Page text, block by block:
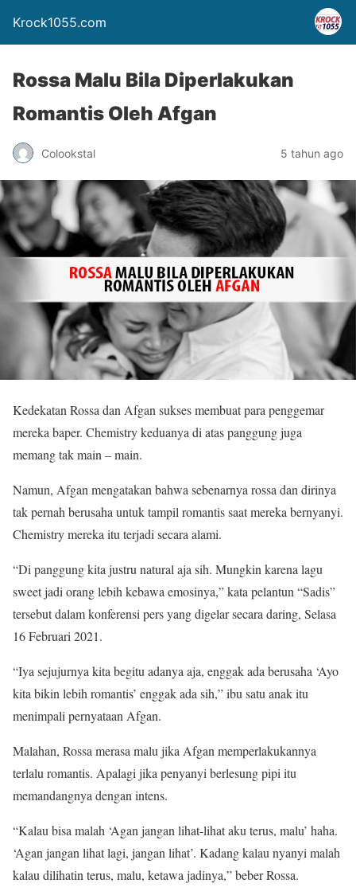
Krock1055.com
Rossa Malu Bila Diperlakukan
Romantis Oleh Afgan
Colookstal 5 tahun ago
Kedekatan Rossa dan Afgan sukses membuat para penggemar
mereka baper. Chemistry keduanya di atas panggung juga
memang tak main – main.
Namun, Afgan mengatakan bahwa sebenarnya rossa dan dirinya
tak pernah berusaha untuk tampil romantis saat mereka bernyanyi.
Chemistry mereka itu terjadi secara alami.
“Di panggung kita justru natural aja sih. Mungkin karena lagu
sweet jadi orang lebih kebawa emosinya,” kata pelantun “Sadis”
tersebut dalam konferensi pers yang digelar secara daring, Selasa
16 Februari 2021.
“Iya sejujurnya kita begitu adanya aja, enggak ada berusaha ‘Ayo
kita bikin lebih romantis’ enggak ada sih,” ibu satu anak itu
menimpali pernyataan Afgan.
Malahan, Rossa merasa malu jika Afgan memperlakukannya
terlalu romantis. Apalagi jika penyanyi berlesung pipi itu
memandangnya dengan intens.
“Kalau bisa malah ‘Agan jangan lihat-lihat aku terus, malu’ haha.
‘Agan jangan lihat lagi, jangan lihat’. Kadang kalau nyanyi malah
kalau dilihatin terus, malu, ketawa jadinya,” beber Rossa.